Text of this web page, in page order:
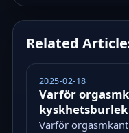
Related
2025-02-18
Varför
Varför